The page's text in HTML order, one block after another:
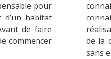
pour
d’un habitat
de faire
commencer
de la
sans